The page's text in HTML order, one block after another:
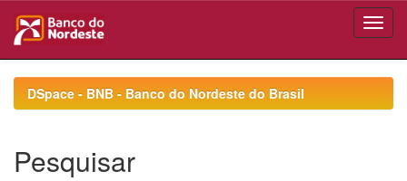
navigationDSpace - BNB - Banco do Nordeste do Brasil
Pesquisar